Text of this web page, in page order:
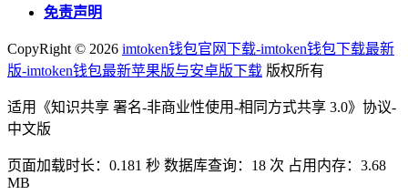
免责声明
CopyRight © 2026 imtoken钱包官网下载-imtoken钱包下载最新
版-imtoken钱包最新苹果版与安卓版下载 版权所有
适用《知识共享 署名-非商业性使用-相同方式共享 3.0》协议-
中文版
页面加载时长：0.181 秒 数据库查询：18 次 占用内存：3.68
MB